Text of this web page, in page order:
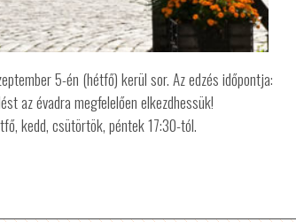
5-én (hétfő) kerül sor. Az edzés időpontja:
az évadra megfelelően elkezdhessük!
kedd, csütörtök, péntek 17:30-tól.